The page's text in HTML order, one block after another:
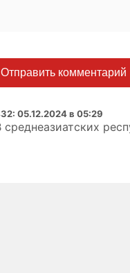
Отправить комментарий
: 05.12.2024 в 05:29
среднеазиатских